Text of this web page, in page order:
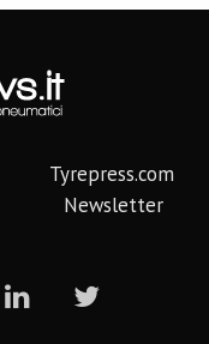
Tyrepress.com
Newsletter